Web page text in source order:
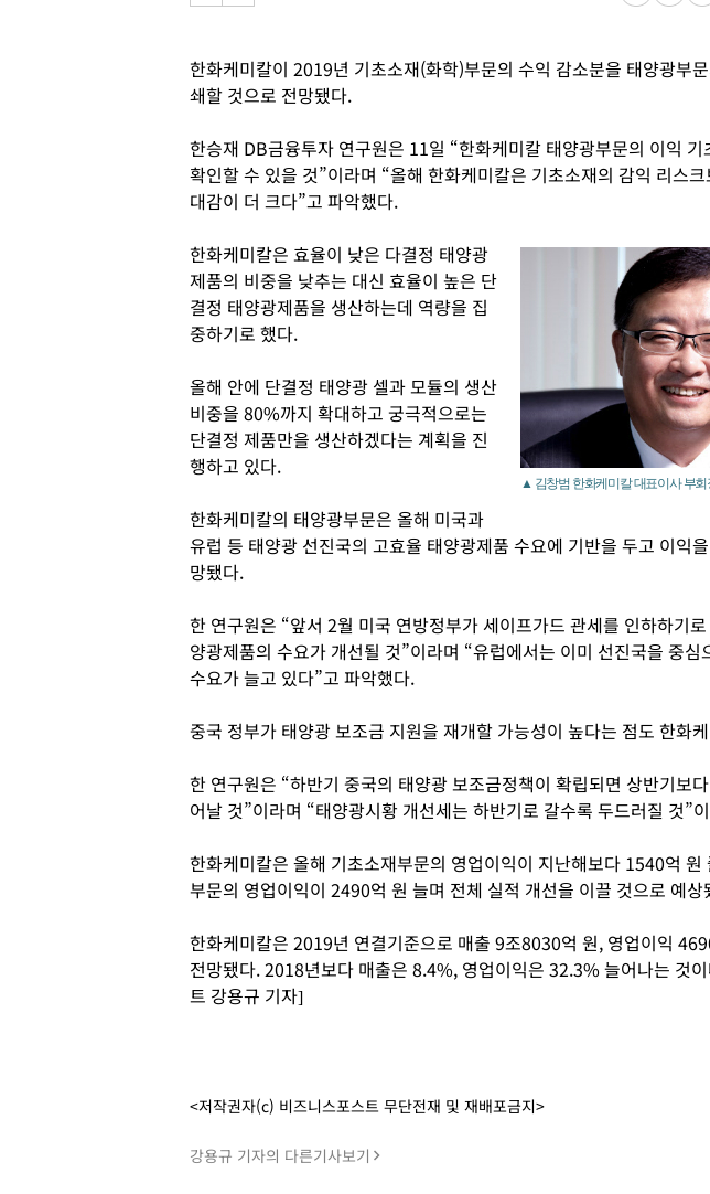
한화케미칼이 2019년 기초소재(화학)부문의 수익 감소분을 태양광부
쇄할 것으로 전망됐다.
한승재 DB금융투자 연구원은 11일 “한화케미칼 태양광부문의 이익 기
확인할 수 있을 것”이라며 “올해 한화케미칼은 기초소재의 감익 리스
대감이 더 크다”고 파악했다.
▲ 김창범 한화케미칼 대표이사 부회
한화케미칼은 효율이 낮은 다결정 태양광
제품의 비중을 낮추는 대신 효율이 높은 단
결정 태양광제품을 생산하는데 역량을 집
중하기로 했다.
올해 안에 단결정 태양광 셀과 모듈의 생산
비중을 80%까지 확대하고 궁극적으로는
단결정 제품만을 생산하겠다는 계획을 진
행하고 있다.
한화케미칼의 태양광부문은 올해 미국과
유럽 등 태양광 선진국의 고효율 태양광제품 수요에 기반을 두고 이익
망됐다.
한 연구원은 “앞서 2월 미국 연방정부가 세이프가드 관세를 인하하기
양광제품의 수요가 개선될 것”이라며 “유럽에서는 이미 선진국을 중심
수요가 늘고 있다”고 파악했다.
중국 정부가 태양광 보조금 지원을 재개할 가능성이 높다는 점도 한화
한 연구원은 “하반기 중국의 태양광 보조금정책이 확립되면 상반기보
어날 것”이라며 “태양광시황 개선세는 하반기로 갈수록 두드러질 것”
한화케미칼은 올해 기초소재부문의 영업이익이 지난해보다 1540억 원
부문의 영업이익이 2490억 원 늘며 전체 실적 개선을 이끌 것으로 예상
한화케미칼은 2019년 연결기준으로 매출 9조8030억 원, 영업이익
전망됐다. 2018년보다 매출은 8.4%, 영업이익은 32.3% 늘어나는 것
트 강용규 기자]
<저작권자(c) 비즈니스포스트 무단전재 및 재배포금지>
강용규 기자의 다른기사보기